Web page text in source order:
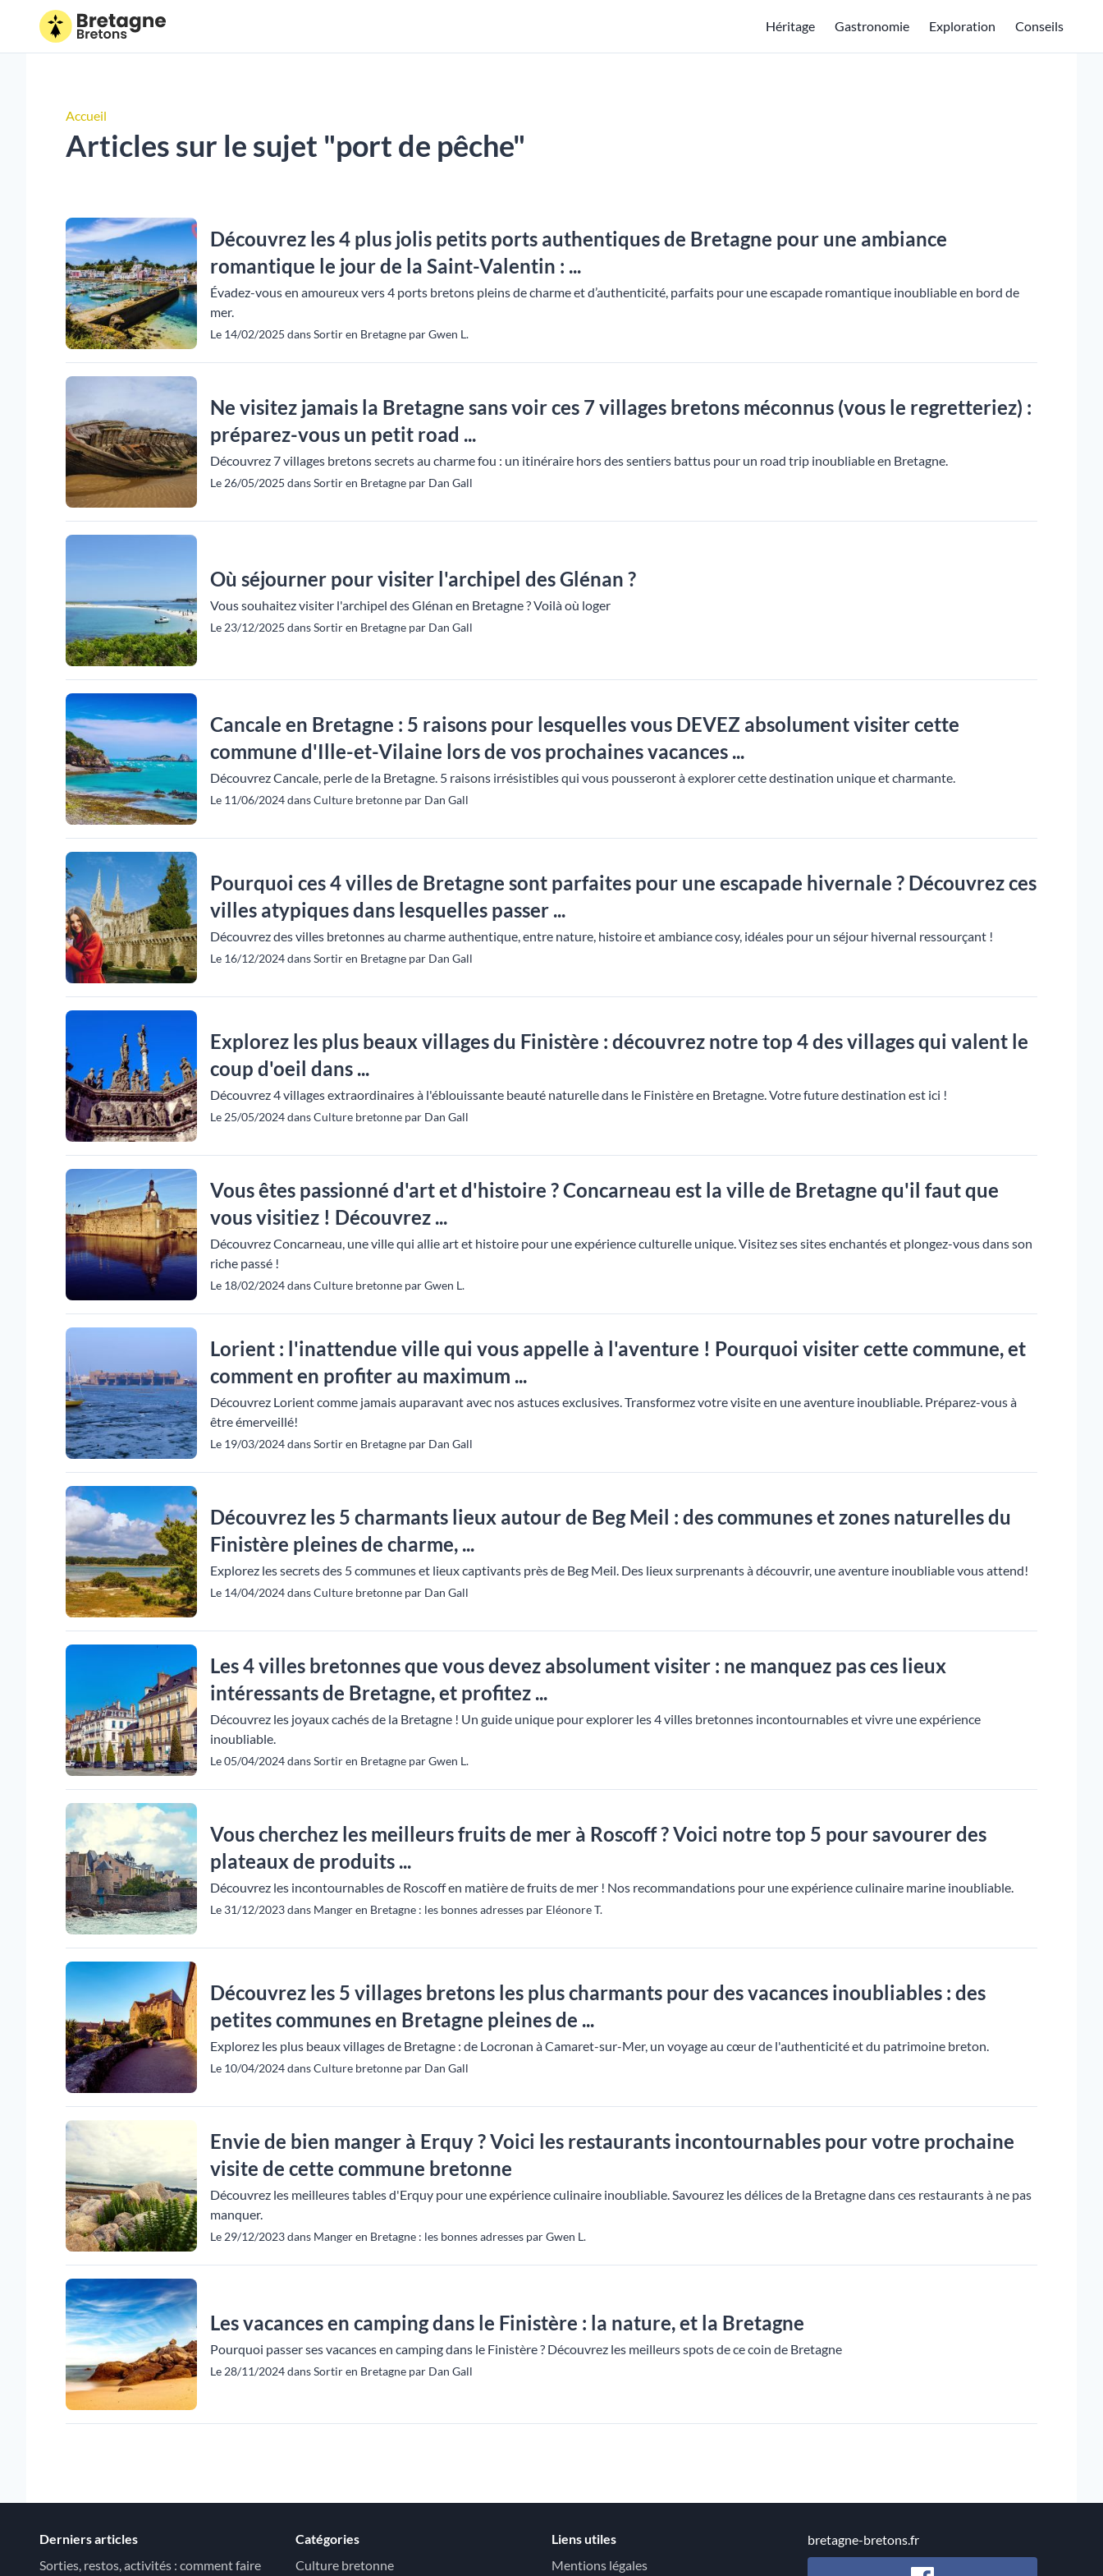
Héritage Gastronomie Exploration Conseils
Accueil
Articles sur le sujet "port de pêche"
Découvrez les 4 plus jolis petits ports authentiques de Bretagne pour une ambiance
romantique le jour de la Saint-Valentin : ...
Évadez-vous en amoureux vers 4 ports bretons pleins de charme et d’authenticité, parfaits pour une escapade romantique inoubliable en bord de
mer.
Le 14/02/2025 dans Sortir en Bretagne par Gwen L.
Ne visitez jamais la Bretagne sans voir ces 7 villages bretons méconnus (vous le regretteriez) :
préparez-vous un petit road ...
Découvrez 7 villages bretons secrets au charme fou : un itinéraire hors des sentiers battus pour un road trip inoubliable en Bretagne.
Le 26/05/2025 dans Sortir en Bretagne par Dan Gall
Où séjourner pour visiter l'archipel des Glénan ?
Vous souhaitez visiter l'archipel des Glénan en Bretagne ? Voilà où loger
Le 23/12/2025 dans Sortir en Bretagne par Dan Gall
Cancale en Bretagne : 5 raisons pour lesquelles vous DEVEZ absolument visiter cette
commune d'Ille-et-Vilaine lors de vos prochaines vacances ...
Découvrez Cancale, perle de la Bretagne. 5 raisons irrésistibles qui vous pousseront à explorer cette destination unique et charmante.
Le 11/06/2024 dans Culture bretonne par Dan Gall
Pourquoi ces 4 villes de Bretagne sont parfaites pour une escapade hivernale ? Découvrez ces
villes atypiques dans lesquelles passer ...
Découvrez des villes bretonnes au charme authentique, entre nature, histoire et ambiance cosy, idéales pour un séjour hivernal ressourçant !
Le 16/12/2024 dans Sortir en Bretagne par Dan Gall
Explorez les plus beaux villages du Finistère : découvrez notre top 4 des villages qui valent le
coup d'oeil dans ...
Découvrez 4 villages extraordinaires à l'éblouissante beauté naturelle dans le Finistère en Bretagne. Votre future destination est ici !
Le 25/05/2024 dans Culture bretonne par Dan Gall
Vous êtes passionné d'art et d'histoire ? Concarneau est la ville de Bretagne qu'il faut que
vous visitiez ! Découvrez ...
Découvrez Concarneau, une ville qui allie art et histoire pour une expérience culturelle unique. Visitez ses sites enchantés et plongez-vous dans son
riche passé !
Le 18/02/2024 dans Culture bretonne par Gwen L.
Lorient : l'inattendue ville qui vous appelle à l'aventure ! Pourquoi visiter cette commune, et
comment en profiter au maximum ...
Découvrez Lorient comme jamais auparavant avec nos astuces exclusives. Transformez votre visite en une aventure inoubliable. Préparez-vous à
être émerveillé!
Le 19/03/2024 dans Sortir en Bretagne par Dan Gall
Découvrez les 5 charmants lieux autour de Beg Meil : des communes et zones naturelles du
Finistère pleines de charme, ...
Explorez les secrets des 5 communes et lieux captivants près de Beg Meil. Des lieux surprenants à découvrir, une aventure inoubliable vous attend!
Le 14/04/2024 dans Culture bretonne par Dan Gall
Les 4 villes bretonnes que vous devez absolument visiter : ne manquez pas ces lieux
intéressants de Bretagne, et profitez ...
Découvrez les joyaux cachés de la Bretagne ! Un guide unique pour explorer les 4 villes bretonnes incontournables et vivre une expérience
inoubliable.
Le 05/04/2024 dans Sortir en Bretagne par Gwen L.
Vous cherchez les meilleurs fruits de mer à Roscoff ? Voici notre top 5 pour savourer des
plateaux de produits ...
Découvrez les incontournables de Roscoff en matière de fruits de mer ! Nos recommandations pour une expérience culinaire marine inoubliable.
Le 31/12/2023 dans Manger en Bretagne : les bonnes adresses par Eléonore T.
Découvrez les 5 villages bretons les plus charmants pour des vacances inoubliables : des
petites communes en Bretagne pleines de ...
Explorez les plus beaux villages de Bretagne : de Locronan à Camaret-sur-Mer, un voyage au cœur de l'authenticité et du patrimoine breton.
Le 10/04/2024 dans Culture bretonne par Dan Gall
Envie de bien manger à Erquy ? Voici les restaurants incontournables pour votre prochaine
visite de cette commune bretonne
Découvrez les meilleures tables d'Erquy pour une expérience culinaire inoubliable. Savourez les délices de la Bretagne dans ces restaurants à ne pas
manquer.
Le 29/12/2023 dans Manger en Bretagne : les bonnes adresses par Gwen L.
Les vacances en camping dans le Finistère : la nature, et la Bretagne
Pourquoi passer ses vacances en camping dans le Finistère ? Découvrez les meilleurs spots de ce coin de Bretagne
Le 28/11/2024 dans Sortir en Bretagne par Dan Gall
Derniers articles
Sorties, restos, activités : comment faire
Catégories
Culture bretonne
Liens utiles
Mentions légales
bretagne-bretons.fr